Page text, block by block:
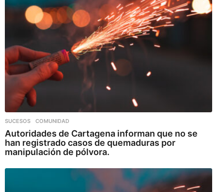
SUCESOS ,COMUNIDAD
Autoridades de Cartagena informan que no se
han registrado casos de quemaduras por
manipulación de pólvora.